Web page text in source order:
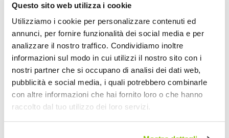
Questo sito web utilizza i cookie
Utilizziamo i cookie per personalizzare contenuti ed
annunci, per fornire funzionalità dei social media e per
analizzare il nostro traffico. Condividiamo inoltre
informazioni sul modo in cui utilizzi il nostro sito con i
nostri partner che si occupano di analisi dei dati web,
pubblicità e social media, i quali potrebbero combinarle
con altre informazioni che hai fornito loro o che hanno
raccolto dal tuo utilizzo dei loro servizi.
Nero opaco
563,35 €
Spedizione gratuita!
EXTRA SCONTI PER
499,90 € 470,00 €
Spedizione gratuita!